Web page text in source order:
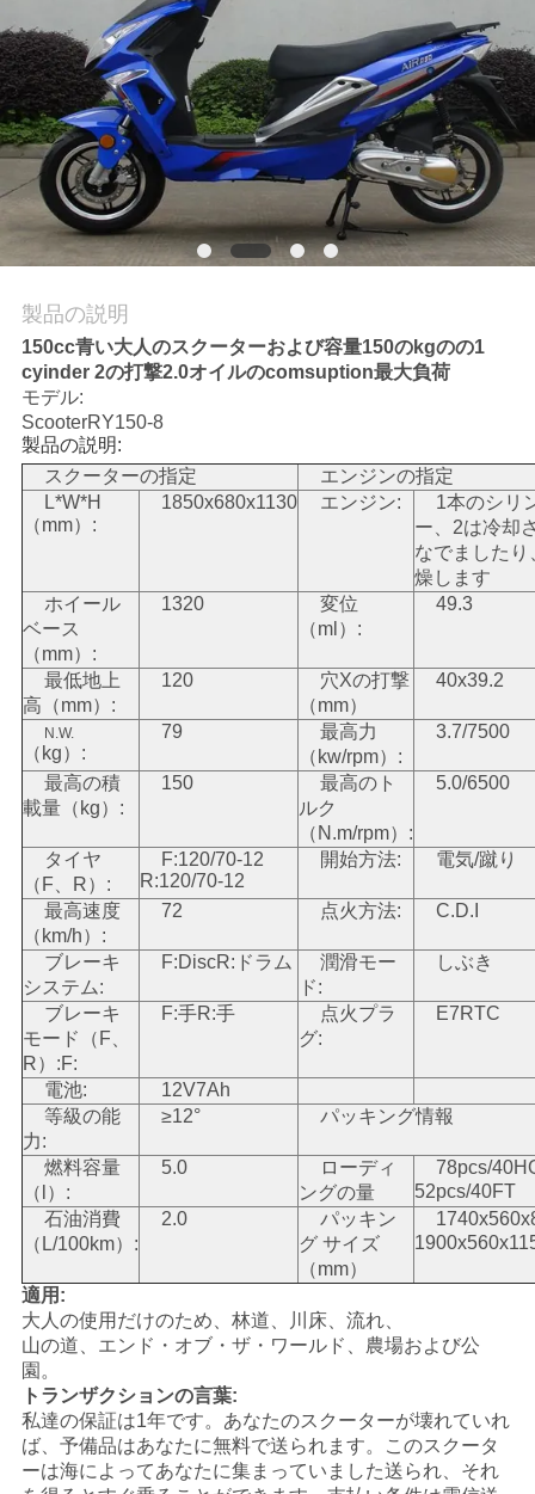
理
私
達
に
連
絡
し
な
さ
い
引
用
を
要
求
し
な
地
図
プ
ラ
イ
バ
シ
ー
ポ
製品の説明
150cc青い大人のスクーターおよび容量150のkgのの1
cyinder 2の打撃2.0オイルのcomsuption最大負荷
モデル:
ScooterRY150-8
製品の説明:
スクーターの指定
エンジンの指定
L*W*H
（mm）:
1850x680x1130 エンジン:
1本のシリ
ー、2は冷却
なでましたり
燥します
ホイール
ベース
（mm）:
1320
変位
（ml）:
49.3
最低地上
高（mm）:
120
穴Xの打撃
（mm）
40x39.2
N.W.
（kg）:
79
最高力
（kw/rpm）:
3.7/7500
最高の積
載量（kg）:
150
最高のト
ルク
（N.m/rpm）:
5.0/6500
タイヤ
（F、R）:
F:120/70-12
R:120/70-12
開始方法: 電気/蹴り
最高速度
（km/h）:
72 点火方法: C.D.I
ブレーキ
システム:
F:DiscR:ドラム
潤滑モー
ド:
しぶき
ブレーキ
モード（F、
R）:F:
F:手R:手
点火プラ
グ:
E7RTC
電池:
12V7Ah
等級の能
力:
≥12° パッキング情報
燃料容量
（l）:
5.0
ローディ
ングの量
78pcs/
52pcs/40FT
石油消費
（L/100km）:
2.0
パッキン
グ サイズ
（mm）
適用:
大人の使用だけのため、林道、川床、流れ、
山の道、エンド・オブ・ザ・ワールド、農場および公
園。
トランザクションの言葉:
私達の保証は1年です。あなたのスクーターが壊れていれ
ば、予備品はあなたに無料で送られます。このスクータ
ーは海によってあなたに集まっていました送られ、それ